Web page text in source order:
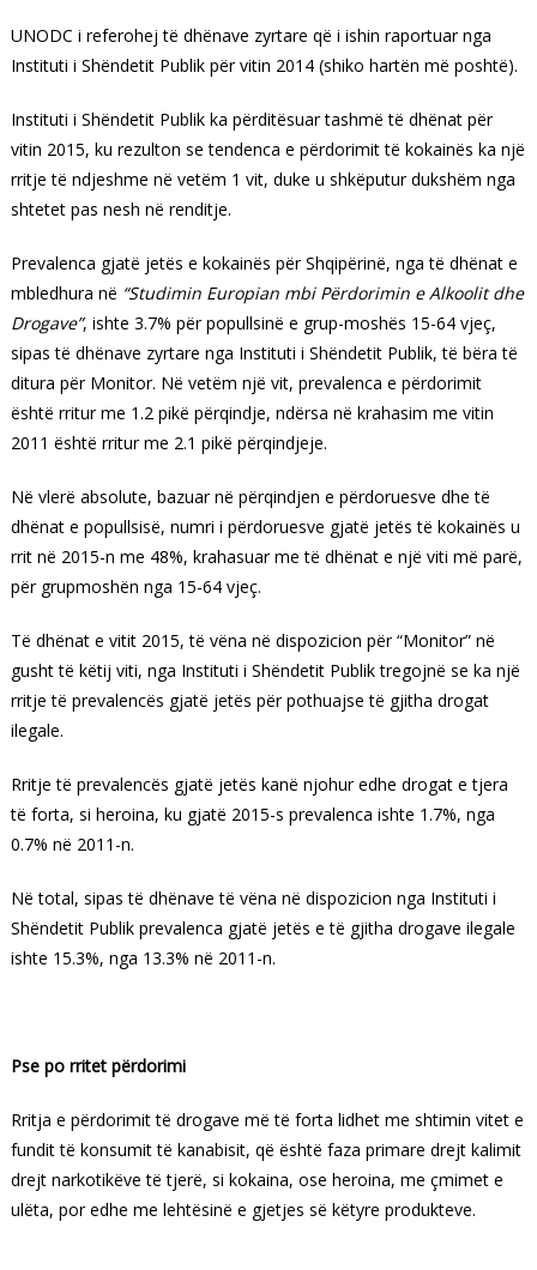
UNODC i referohej të dhënave zyrtare që i ishin raportuar nga
Instituti i Shëndetit Publik për vitin 2014 (shiko hartën më poshtë).
Instituti i Shëndetit Publik ka përditësuar tashmë të dhënat për
vitin 2015, ku rezulton se tendenca e përdorimit të kokainës ka një
rritje të ndjeshme në vetëm 1 vit, duke u shkëputur dukshëm nga
shtetet pas nesh në renditje.
Prevalenca gjatë jetës e kokainës për Shqipërinë, nga të dhënat e
mbledhura në “Studimin Europian mbi Përdorimin e Alkoolit dhe
Drogave”, ishte 3.7% për popullsinë e grup-moshës 15-64 vjeç,
sipas të dhënave zyrtare nga Instituti i Shëndetit Publik, të bëra të
ditura për Monitor. Në vetëm një vit, prevalenca e përdorimit
është rritur me 1.2 pikë përqindje, ndërsa në krahasim me vitin
2011 është rritur me 2.1 pikë përqindjeje.
Në vlerë absolute, bazuar në përqindjen e përdoruesve dhe të
dhënat e popullsisë, numri i përdoruesve gjatë jetës të kokainës u
rrit në 2015-n me 48%, krahasuar me të dhënat e një viti më parë,
për grupmoshën nga 15-64 vjeç.
Të dhënat e vitit 2015, të vëna në dispozicion për “Monitor” në
gusht të këtij viti, nga Instituti i Shëndetit Publik tregojnë se ka një
rritje të prevalencës gjatë jetës për pothuajse të gjitha drogat
ilegale.
Rritje të prevalencës gjatë jetës kanë njohur edhe drogat e tjera
të forta, si heroina, ku gjatë 2015-s prevalenca ishte 1.7%, nga
0.7% në 2011-n.
Në total, sipas të dhënave të vëna në dispozicion nga Instituti i
Shëndetit Publik prevalenca gjatë jetës e të gjitha drogave ilegale
ishte 15.3%, nga 13.3% në 2011-n.
Pse po rritet përdorimi
Rritja e përdorimit të drogave më të forta lidhet me shtimin vitet e
fundit të konsumit të kanabisit, që është faza primare drejt kalimit
drejt narkotikëve të tjerë, si kokaina, ose heroina, me çmimet e
ulëta, por edhe me lehtësinë e gjetjes së këtyre produkteve.